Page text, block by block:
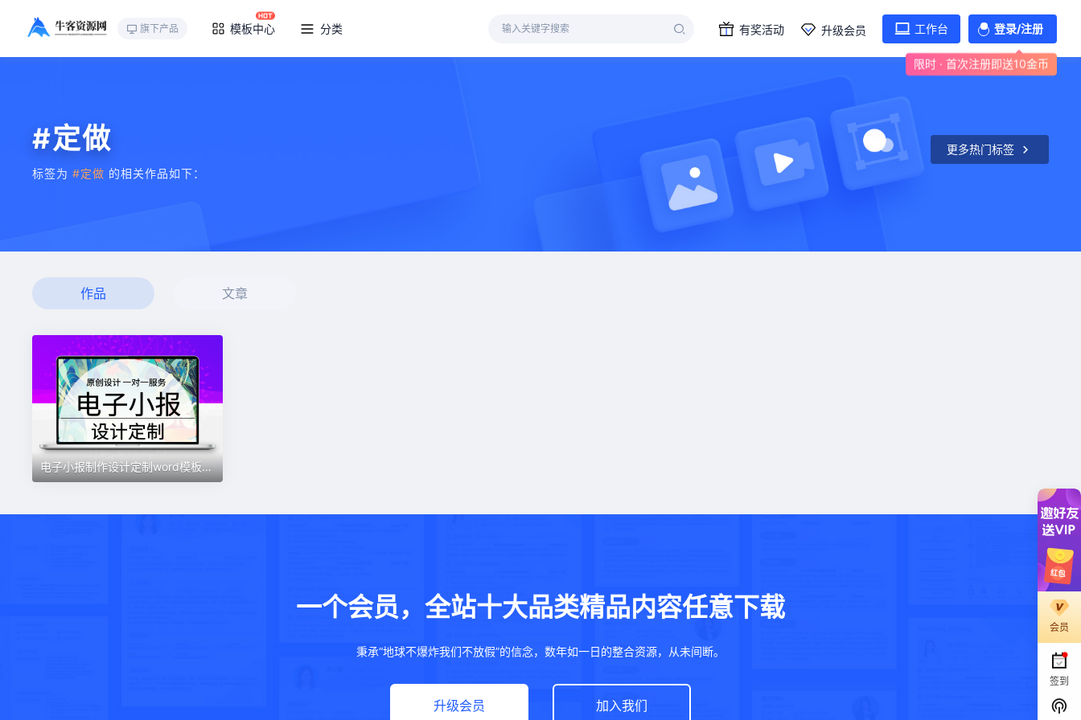
旗下产品 模板中心 分类 有奖活动 升级会员 工作台 登录/注册
限时 · 首次注册即送10金币
#定做
标签为 #定做 的相关作品如下：
更多热门标签
作品 文章
电子小报制作设计定制word模板手抄报黑白线稿板报排版海报定做
一个会员，全站十大品类精品内容任意下载
秉承“地球不爆炸我们不放假”的信念，数年如一日的整合资源，从未间断。
升级会员 加入我们
会员
签到